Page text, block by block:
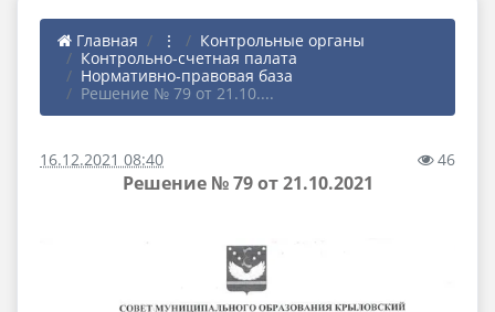
Главная ⋮
Контрольные органы
Контрольно-счетная палата
Нормативно-правовая база
Решение № 79 от 21.10....
16.12.2021 08:40 46
Решение № 79 от 21.10.2021